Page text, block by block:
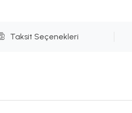
Taksit Seçenekleri